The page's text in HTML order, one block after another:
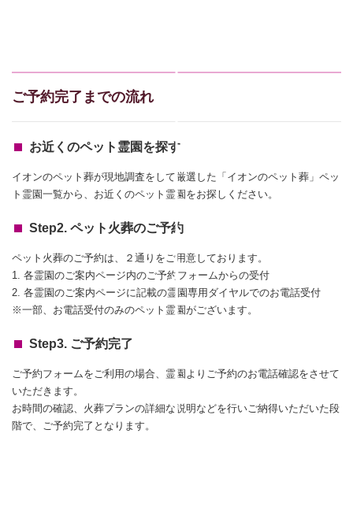
ご予約完了までの流れ
お近くのペット霊園を探す
イオンのペット葬が現地調査をして厳選した「イオンのペット葬」ペッ
ト霊園一覧から、お近くのペット霊園をお探しください。
Step2. ペット火葬のご予約
ペット火葬のご予約は、２通りをご用意しております。
1. 各霊園のご案内ページ内のご予約フォームからの受付
2. 各霊園のご案内ページに記載の霊園専用ダイヤルでのお電話受付
※一部、お電話受付のみのペット霊園がございます。
Step3. ご予約完了
ご予約フォームをご利用の場合、霊園よりご予約のお電話確認をさせて
いただきます。
お時間の確認、火葬プランの詳細な説明などを行いご納得いただいた段
階で、ご予約完了となります。